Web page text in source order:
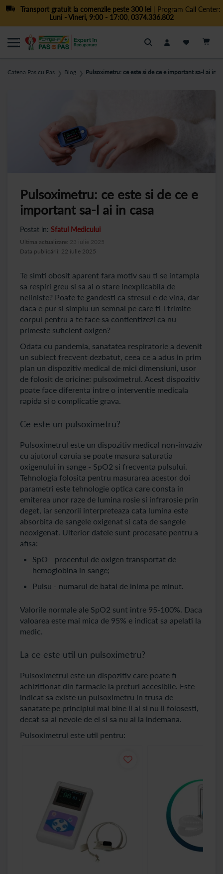
Transport gratuit la comenzile peste 300 lei| Program Call Center:
Luni - Vineri, 9:00 - 17:00, 0374.336.802
Cautare
Catena Pas cu Pas ❯ Blog ❯ Pulsoximetru: ce este si de ce e important sa-l ai in
Pulsoximetru: ce este si de ce e
important sa-l ai in casa
Postat in: Sfatul Medicului
Data publicării: 22 iulie 2025
Ultima actualizare: 23 iulie 2025
Te simti obosit aparent fara motiv sau ti se intampla
sa respiri greu si sa ai o stare inexplicabila de
neliniste? Poate te gandesti ca stresul e de vina, dar
daca e pur si simplu un semnal pe care ti-l trimite
corpul pentru a te face sa contientizezi ca nu
primeste suficient oxigen?
Odata cu pandemia, sanatatea respiratorie a devenit
un subiect frecvent dezbatut, ceea ce a adus in prim
plan un dispozitiv medical de mici dimensiuni, usor
de folosit de oricine: pulsoximetrul. Acest dispozitiv
poate face diferenta intre o interventie medicala
rapida si o complicatie grava.
Ce este un pulsoximetru?
Pulsoximetrul este un dispozitiv medical non-invaziv
cu ajutorul caruia se poate masura saturatia
oxigenului in sange - SpO2 si frecventa pulsului.
Tehnologia folosita pentru masurarea acestor doi
parametri este tehnologie optica care consta in
emiterea unor raze de lumina rosie si infrarosie prin
deget, iar senzorii interpreteaza cata lumina este
absorbita de sangele oxigenat si cata de sangele
neoxigenat. Ulterior datele sunt procesate pentru a
afisa:
SpO - procentul de oxigen transportat de
hemoglobina in sange;
Pulsu - numarul de batai de inima pe minut.
Valorile normale ale SpO2 sunt intre 95-100%. Daca
valoarea este mai mica de 95% e indicat sa apelati la
medic.
La ce este util un pulsoximetru?
Pulsoximetrul este un dispozitiv care poate fi
achizitionat din farmacie la preturi accesibile. Este
indicat sa existe un pulsoximetru in trusa de
sanatate pe principiul mai bine il ai si nu il folosesti,
decat sa ai nevoie de el si sa nu ai la indemana.
Pulsoximetrul este util pentru: